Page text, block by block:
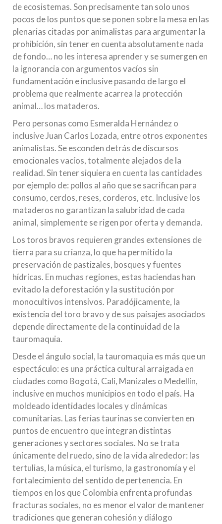
de ecosistemas. Son precisamente tan solo unos
pocos de los puntos que se ponen sobre la mesa en las
plenarias citadas por animalistas para argumentar la
prohibición, sin tener en cuenta absolutamente nada
de fondo… no les interesa aprender y se sumergen en
la ignorancia con argumentos vacíos sin
fundamentación e inclusive pasando de largo el
problema que realmente acarrea la protección
animal… los mataderos.
Pero personas como Esmeralda Hernández o
inclusive Juan Carlos Lozada, entre otros exponentes
animalistas. Se esconden detrás de discursos
emocionales vacíos, totalmente alejados de la
realidad. Sin tener siquiera en cuenta las cantidades
por ejemplo de: pollos al año que se sacrifican para
consumo, cerdos, reses, corderos, etc. Inclusive los
mataderos no garantizan la salubridad de cada
animal, simplemente se rigen por oferta y demanda.
Los toros bravos requieren grandes extensiones de
tierra para su crianza, lo que ha permitido la
preservación de pastizales, bosques y fuentes
hídricas. En muchas regiones, estas haciendas han
evitado la deforestación y la sustitución por
monocultivos intensivos. Paradójicamente, la
existencia del toro bravo y de sus paisajes asociados
depende directamente de la continuidad de la
tauromaquia.
Desde el ángulo social, la tauromaquia es más que un
espectáculo: es una práctica cultural arraigada en
ciudades como Bogotá, Cali, Manizales o Medellín,
inclusive en muchos municipios en todo el país. Ha
moldeado identidades locales y dinámicas
comunitarias. Las ferias taurinas se convierten en
puntos de encuentro que integran distintas
generaciones y sectores sociales. No se trata
únicamente del ruedo, sino de la vida alrededor: las
tertulias, la música, el turismo, la gastronomía y el
fortalecimiento del sentido de pertenencia. En
tiempos en los que Colombia enfrenta profundas
fracturas sociales, no es menor el valor de mantener
tradiciones que generan cohesión y diálogo